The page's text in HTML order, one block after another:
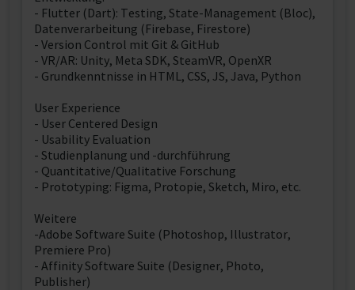
- Flutter (Dart): Testing, State-Management (Bloc),
Datenverarbeitung (Firebase, Firestore)
- Version Control mit Git & GitHub
- VR/AR: Unity, Meta SDK, SteamVR, OpenXR
- Grundkenntnisse in HTML, CSS, JS, Java, Python
User Experience
- User Centered Design
- Usability Evaluation
- Studienplanung und -durchführung
- Quantitative/Qualitative Forschung
- Prototyping: Figma, Protopie, Sketch, Miro, etc.
Weitere
-Adobe Software Suite (Photoshop, Illustrator,
Premiere Pro)
- Affinity Software Suite (Designer, Photo,
Publisher)